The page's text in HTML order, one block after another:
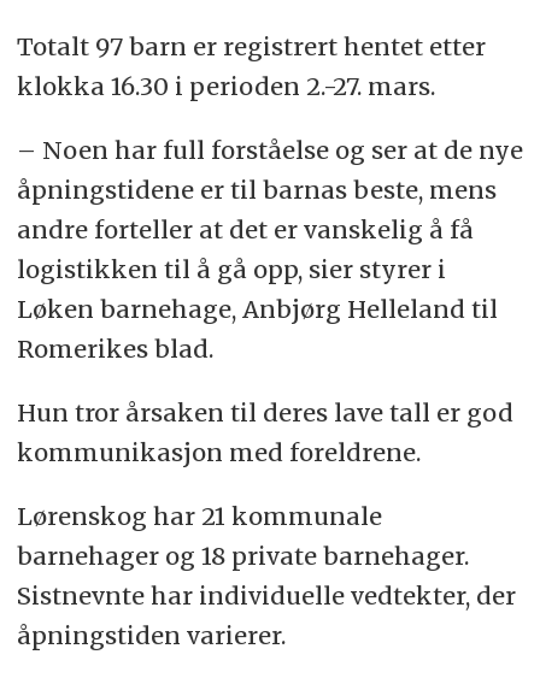
Totalt 97 barn er registrert hentet etter
klokka 16.30 i perioden 2.-27. mars.
– Noen har full forståelse og ser at de nye
åpningstidene er til barnas beste, mens
andre forteller at det er vanskelig å få
logistikken til å gå opp, sier styrer i
Løken barnehage, Anbjørg Helleland til
Romerikes blad.
Hun tror årsaken til deres lave tall er god
kommunikasjon med foreldrene.
Lørenskog har 21 kommunale
barnehager og 18 private barnehager.
Sistnevnte har individuelle vedtekter, der
åpningstiden varierer.